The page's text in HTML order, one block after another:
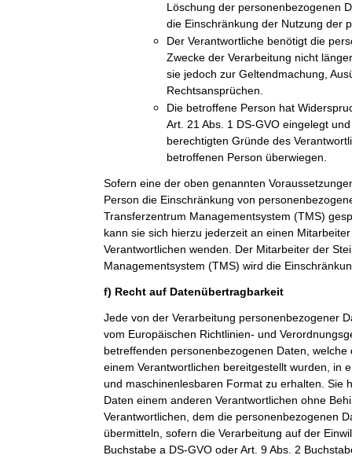
Löschung der personenbezogenen
die Einschränkung der Nutzung der
Der Verantwortliche benötigt die
Zwecke der Verarbeitung nicht
sie jedoch zur Geltendmachung,
Rechtsansprüchen.
Die betroffene Person hat
Art. 21 Abs. 1 DS-GVO eingelegt
berechtigten Gründe des
betroffenen Person überwiegen.
Sofern eine der oben genannten
Person die Einschränkung von
Transferzentrum Managementsystem (TMS)
kann sie sich hierzu jederzeit an einen
Verantwortlichen wenden. Der Mitarbeiter der
Managementsystem (TMS) wird die
f) Recht auf Datenübertragbarkeit
Jede von der Verarbeitung personenbezogener
vom Europäischen Richtlinien- und
betreffenden personenbezogenen Daten,
einem Verantwortlichen bereitgestellt wurden, in
und maschinenlesbaren Format zu erhalten. Sie
Daten einem anderen Verantwortlichen ohne
Verantwortlichen, dem die personenbezogenen
übermitteln, sofern die Verarbeitung auf der
Buchstabe a DS-GVO oder Art. 9 Abs. 2